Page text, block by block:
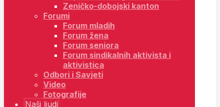
Zeničko-dobojski kanton
Forumi
Forum mladih
Forum žena
Forum seniora
Forum sindikalnih aktivista i
aktivistica
Odbori i Savjeti
Video
Fotografije
Naši ljudi